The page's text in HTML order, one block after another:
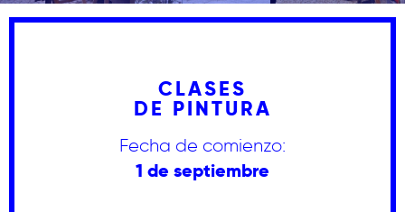
CLASES
DE PINTURA
Fecha de comienzo:
1 de septiembre